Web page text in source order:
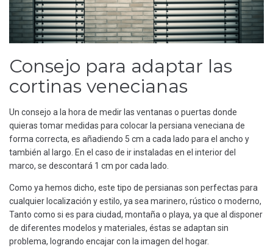
Consejo para adaptar las
cortinas venecianas
Un consejo a la hora de medir las ventanas o puertas donde
quieras tomar medidas para colocar la persiana veneciana de
forma correcta, es añadiendo 5 cm a cada lado para el ancho y
también al largo. En el caso de ir instaladas en el interior del
marco, se descontará 1 cm por cada lado.
Como ya hemos dicho, este tipo de persianas son perfectas para
cualquier localización y estilo, ya sea marinero, rústico o moderno,
Tanto como si es para ciudad, montaña o playa, ya que al disponer
de diferentes modelos y materiales, éstas se adaptan sin
problema, logrando encajar con la imagen del hogar.